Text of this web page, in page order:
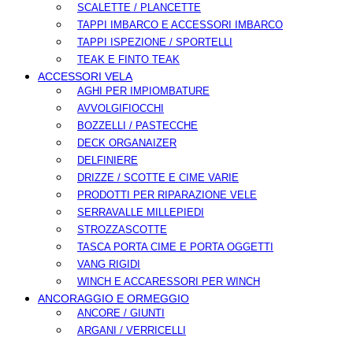
SCALETTE / PLANCETTE
TAPPI IMBARCO E ACCESSORI IMBARCO
TAPPI ISPEZIONE / SPORTELLI
TEAK E FINTO TEAK
ACCESSORI VELA
AGHI PER IMPIOMBATURE
AVVOLGIFIOCCHI
BOZZELLI / PASTECCHE
DECK ORGANAIZER
DELFINIERE
DRIZZE / SCOTTE E CIME VARIE
PRODOTTI PER RIPARAZIONE VELE
SERRAVALLE MILLEPIEDI
STROZZASCOTTE
TASCA PORTA CIME E PORTA OGGETTI
VANG RIGIDI
WINCH E ACCARESSORI PER WINCH
ANCORAGGIO E ORMEGGIO
ANCORE / GIUNTI
ARGANI / VERRICELLI